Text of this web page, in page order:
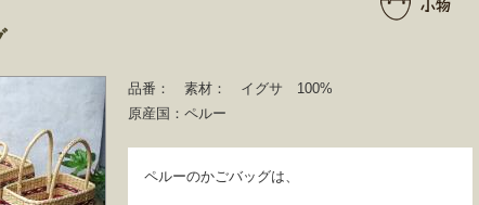
品番： 素材：
イグサ 100%
原産国： ペルー
ペルーのかごバッグは、